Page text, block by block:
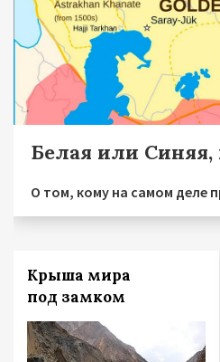
Белая или Синяя,
О том, кому на самом деле
Крыша мира
под замком